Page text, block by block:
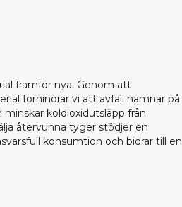
framför nya. Genom att
förhindrar vi att avfall hamnar på
koldioxidutsläpp från
återvunna tyger stödjer en
konsumtion och bidrar till en